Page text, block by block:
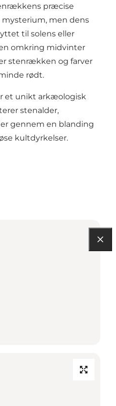
præcise
men dens
til solens eller
omkring midvinter
stenrækken og farver
rødt.
et unikt arkæologisk
stenalder,
gennem en blanding
kultdyrkelser.